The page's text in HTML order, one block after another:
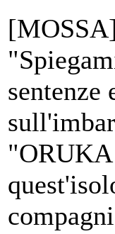
[MOSSA]
sentenze